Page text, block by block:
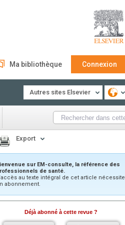
Ma bibliothèque Connexion
Autres sites Elsevier
Export
sur EM-consulte, la référence des
de santé.
au texte intégral de cet article nécessite
abonnement.
Déjà abonné à cette revue ?